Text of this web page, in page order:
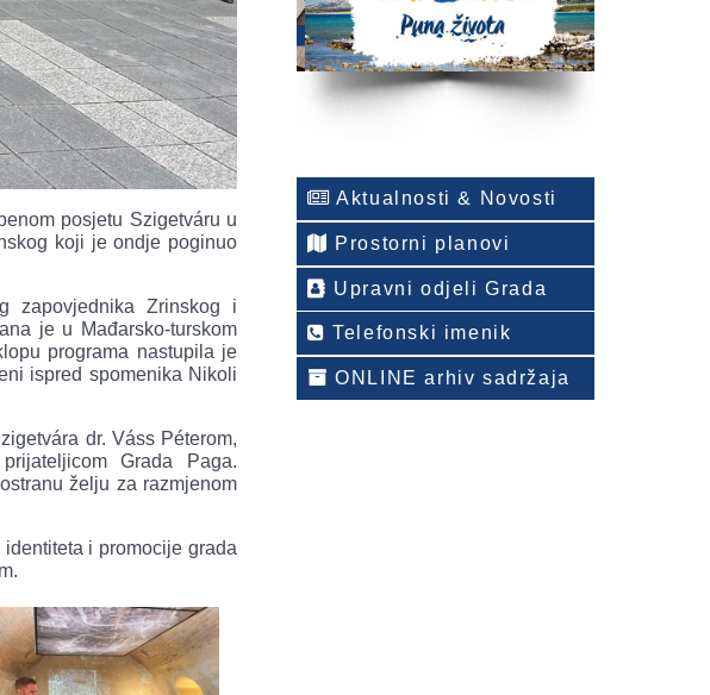
posjetu Szigetváru u
koji je ondje poginuo
zapovjednika Zrinskog i
je u Mađarsko-turskom
programa nastupila je
ispred spomenika Nikoli
dr. Váss Péterom,
Grada Paga.
želju za razmjenom
i promocije grada
Aktualnosti & Novosti
Prostorni planovi
Upravni odjeli Grada
Telefonski imenik
ONLINE arhiv sadržaja